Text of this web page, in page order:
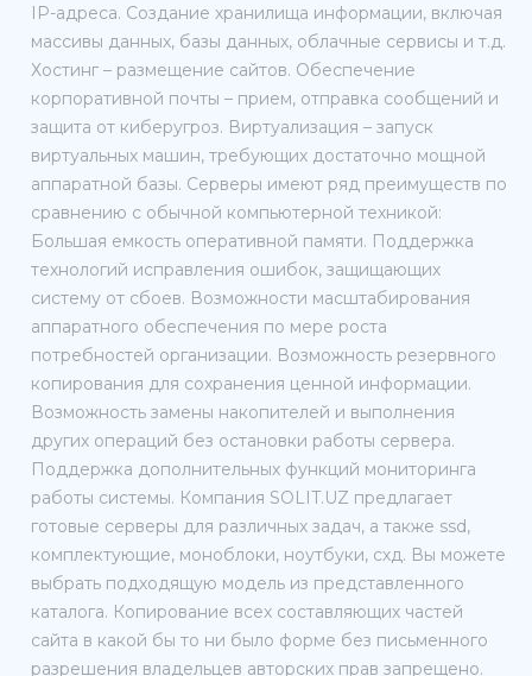
IP-адреса. Создание хранилища информации, включая
массивы данных, базы данных, облачные сервисы и т.д.
Хостинг – размещение сайтов. Обеспечение
корпоративной почты – прием, отправка сообщений и
защита от киберугроз. Виртуализация – запуск
виртуальных машин, требующих достаточно мощной
аппаратной базы. Серверы имеют ряд преимуществ по
сравнению с обычной компьютерной техникой:
Большая емкость оперативной памяти. Поддержка
технологий исправления ошибок, защищающих
систему от сбоев. Возможности масштабирования
аппаратного обеспечения по мере роста
потребностей организации. Возможность резервного
копирования для сохранения ценной информации.
Возможность замены накопителей и выполнения
других операций без остановки работы сервера.
Поддержка дополнительных функций мониторинга
работы системы. Компания SOLIT.UZ предлагает
готовые серверы для различных задач, а также ssd,
комплектующие, моноблоки, ноутбуки, схд. Вы можете
выбрать подходящую модель из представленного
каталога. Копирование всех составляющих частей
сайта в какой бы то ни было форме без письменного
разрешения владельцев авторских прав запрещено.